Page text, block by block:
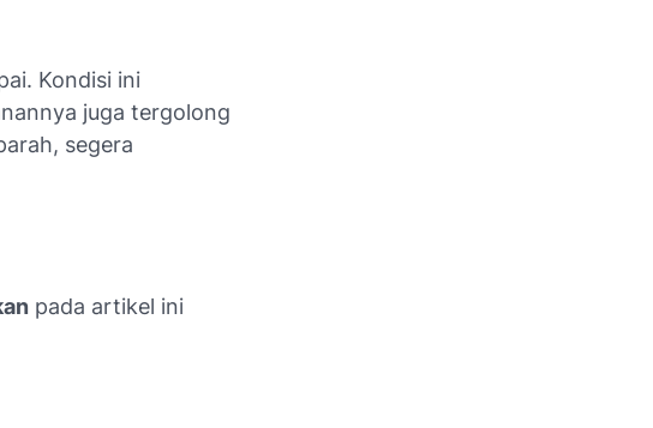
Kondisi ini
juga tergolong
segera
pada artikel ini